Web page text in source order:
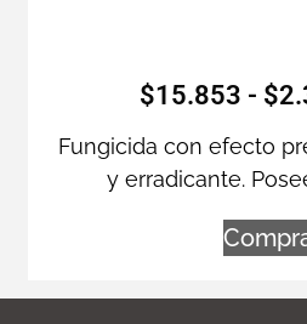
$15.853 - $
Fungicida con efecto
y erradicante.